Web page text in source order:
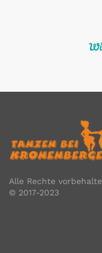
Alle Rechte
© 2017-2023